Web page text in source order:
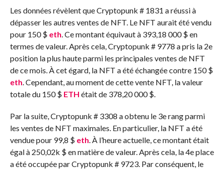
Les données révèlent que Cryptopunk # 1831 a réussi à
dépasser les autres ventes de NFT. Le NFT aurait été vendu
pour 150 $ eth. Ce montant équivaut à 393,18 000 $ en
termes de valeur. Après cela, Cryptopunk # 9778 a pris la 2e
position la plus haute parmi les principales ventes de NFT
de ce mois. À cet égard, la NFT a été échangée contre 150 $
eth. Cependant, au moment de cette vente NFT, la valeur
totale du 150 $ ETH était de 378,20 000 $.
Par la suite, Cryptopunk # 3308 a obtenu le 3e rang parmi
les ventes de NFT maximales. En particulier, la NFT a été
vendue pour 99,8 $ eth. À l’heure actuelle, ce montant était
égal à 250,02k $ en matière de valeur. Après cela, la 4e place
a été occupée par Cryptopunk # 9723. Par conséquent, le